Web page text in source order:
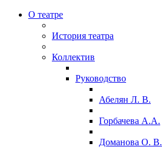
О театре
История театра
Коллектив
Руководство
Абелян Л. В.
Горбачева А.А.
Доманова О. В.